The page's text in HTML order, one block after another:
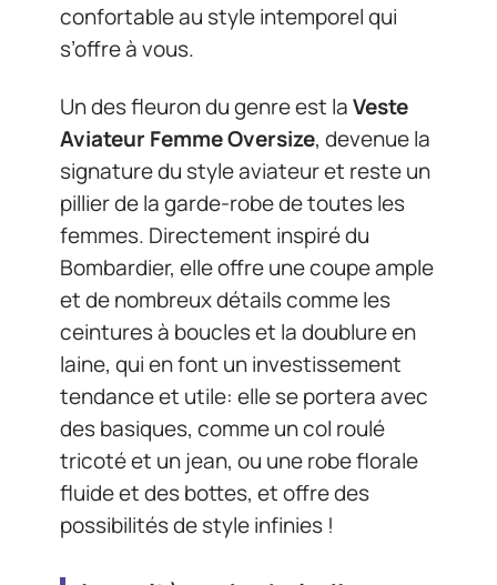
confortable au style intemporel qui
s’offre à vous.
Un des fleuron du genre est laVeste
Aviateur Femme Oversize, devenue la
signature du style aviateur et reste un
pillier de la garde-robe de toutes les
femmes. Directement inspiré du
Bombardier, elle offre une coupe ample
et de nombreux détails comme les
ceintures à boucles et la doublure en
laine, qui en font un investissement
tendance et utile: elle se portera avec
des basiques, comme un col roulé
tricoté et un jean, ou une robe florale
fluide et des bottes, et offre des
possibilités de style infinies !